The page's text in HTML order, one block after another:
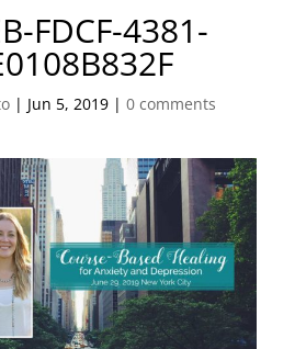
FDCF-4381-
| Jun 5, 2019| 0 comments